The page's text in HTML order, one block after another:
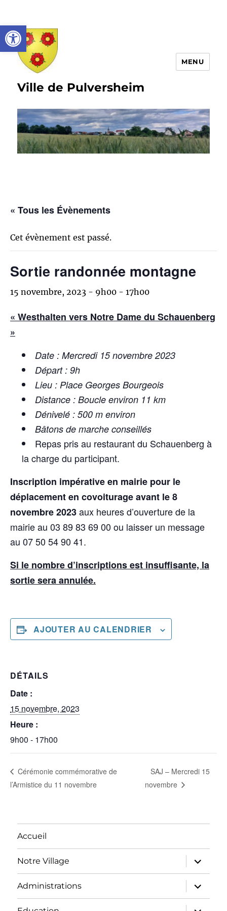
Ouvrir la barre d’outils
Ville de Pulversheim
MENU
« Tous les Évènements
Cet évènement est passé.
Sortie randonnée montagne
15 novembre, 2023 - 9h00 - 17h00
« Westhalten vers Notre Dame du Schauenberg
»
Date : Mercredi 15 novembre 2023
Départ : 9h
Lieu : Place Georges Bourgeois
Distance : Boucle environ 11 km
Dénivelé : 500 m environ
Bâtons de marche conseillés
Repas pris au restaurant du Schauenberg à
la charge du participant.
Inscription impérative en mairie pour le
déplacement en covoiturage avant le 8
novembre 2023aux heures d’ouverture de la
mairie au 03 89 83 69 00 ou laisser un message
au 07 50 54 90 41.
Si le nombre d’inscriptions est insuffisante, la
sortie sera annulée.
AJOUTER AU CALENDRIER
DÉTAILS
Date :
15 novembre, 2023
Heure :
9h00 - 17h00
Cérémonie commémorative de
l’Armistice du 11 novembre
SAJ – Mercredi 15
novembre
Accueil
Notre Village
ouvrir
le
sous-
menu
Administrations
ouvrir
le
sous-
menu
ouvrir